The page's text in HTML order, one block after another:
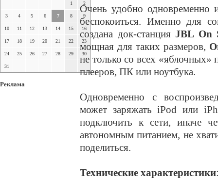
1 2
3 4 5 6 7 8 9
10 11 12 13 14 15 16
17 18 19 20 21 22 23
24 25 26 27 28 29 30
31
Реклама
Очень удобно одновременно
беспокоиться. Именно для
создана док-станция JBL On
мощная для таких размеров,
не только со всех
плееров, ПК или ноутбука.
Одновременно с
может заряжать iPod или
подключить к сети, иначе
автономным питанием, не
поделиться.
Технические характеристики